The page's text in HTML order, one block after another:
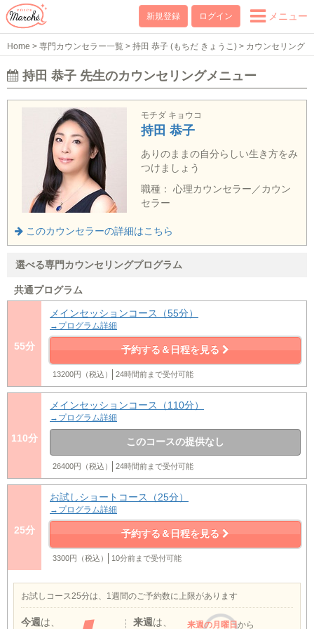
新規登録 ログイン メニュー
Home > 専門カウンセラー一覧 > 持田 恭子 (もちだ きょうこ) > カウンセリング
メニュー持田 恭子 先生のカウンセリングメニュー
モチダ キョウコ
持田 恭子
ありのままの自分らしい生き方をみ
つけましょう
職種： 心理カウンセラー／カウン
セラー
このカウンセラーの詳細はこちら
選べる専門カウンセリングプログラム
共通プログラム
55分
メインセッションコース（55分）
→プログラム詳細
予約する＆日程を見る
13200円（税込） 24時間前まで受付可能
110分
メインセッションコース（110分）
→プログラム詳細
このコースの提供なし
26400円（税込） 24時間前まで受付可能
25分
お試しショートコース（25分）
→プログラム詳細
予約する＆日程を見る
3300円（税込） 10分前まで受付可能
お試しコース25分は、1週間のご予約数に上限があります
今週 は、 来週 は、 来週の月曜日から